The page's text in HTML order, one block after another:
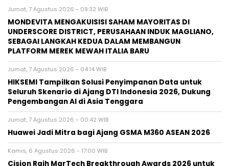
Jumat, 7 Agustus 2026 - 09:32 WIB
MONDEVITA MENGAKUISISI SAHAM MAYORITAS DI
UNDERSCORE DISTRICT, PERUSAHAAN INDUK MAGLIANO,
SEBAGAI LANGKAH KEDUA DALAM MEMBANGUN
PLATFORM MEREK MEWAH ITALIA BARU
Jumat, 7 Agustus 2026 - 04:14 WIB
HIKSEMI Tampilkan Solusi Penyimpanan Data untuk
Seluruh Skenario di Ajang DTI Indonesia 2026, Dukung
Pengembangan AI di Asia Tenggara
Jumat, 7 Agustus 2026 - 00:42 WIB
Huawei Jadi Mitra bagi Ajang GSMA M360 ASEAN 2026
Kamis, 6 Agustus 2026 - 17:00 WIB
Cision Raih MarTech Breakthrough Awards 2026 untuk